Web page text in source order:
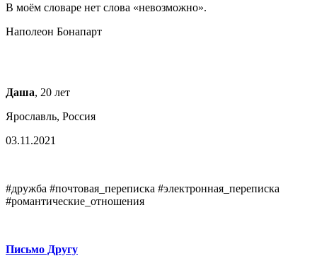
В моём словаре нет слова «невозможно».
Наполеон Бонапарт
Даша, 20 лет
Ярославль, Россия
03.11.2021
#дружба #почтовая_переписка #электронная_переписка
#романтические_отношения
Письмо Другу